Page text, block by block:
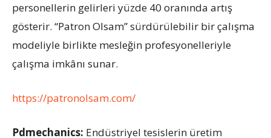
personellerin gelirleri yüzde 40 oranında artış
gösterir. “Patron Olsam” sürdürülebilir bir çalışma
modeliyle birlikte mesleğin profesyonelleriyle
çalışma imkânı sunar.
https://patronolsam.com/
Pdmechanics: Endüstriyel tesislerin üretim